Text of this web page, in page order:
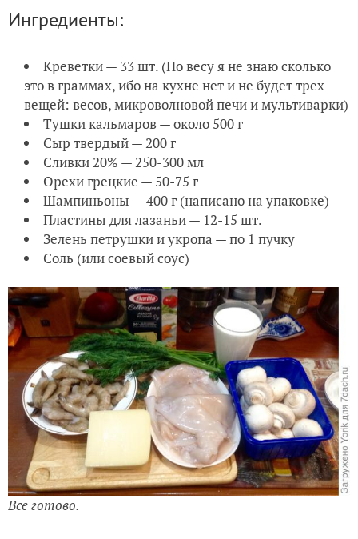
Ингредиенты:
Креветки — 33 шт. (По весу я не знаю сколько
это в граммах, ибо на кухне нет и не будет трех
вещей: весов, микроволновой печи и мультиварки)
Тушки кальмаров — около 500 г
Сыр твердый — 200 г
Сливки 20% — 250-300 мл
Орехи грецкие — 50-75 г
Шампиньоны — 400 г (написано на упаковке)
Пластины для лазаньи — 12-15 шт.
Зелень петрушки и укропа — по 1 пучку
Соль (или соевый соус)
Все готово.